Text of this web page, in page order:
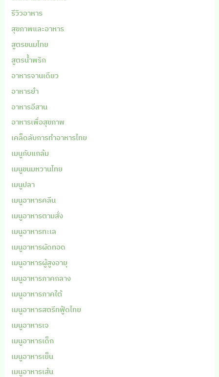
รีวิวอาหาร
สุขภาพและอาหาร
สูตรขนมไทย
สูตรน้ำพริก
อาหารจานเดียว
อาหารยำ
อาหารอีสาน
อาหารเพื่อสุขภาพ
เคล็ดลับการทำอาหารไทย
เมนูกับแกล้ม
เมนูขนมหวานไทย
เมนูปลา
เมนูอาหารคลีน
เมนูอาหารตามสั่ง
เมนูอาหารทะเล
เมนูอาหารผัดทอด
เมนูอาหารผู้สูงอายุ
เมนูอาหารภาคกลาง
เมนูอาหารภาคใต้
เมนูอาหารสตรีทฟู้ดไทย
เมนูอาหารเจ
เมนูอาหารเด็ก
เมนูอาหารเย็น
เมนูอาหารเส้น